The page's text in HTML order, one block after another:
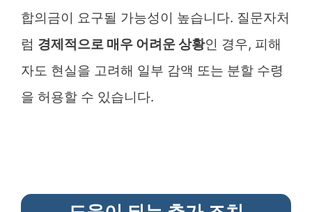
합의금이 요구될 가능성이 높습니다. 질문자처
럼 경제적으로 매우 어려운 상황인 경우, 피해
자도 현실을 고려해 일부 감액 또는 분할 수령
을 허용할 수 있습니다.